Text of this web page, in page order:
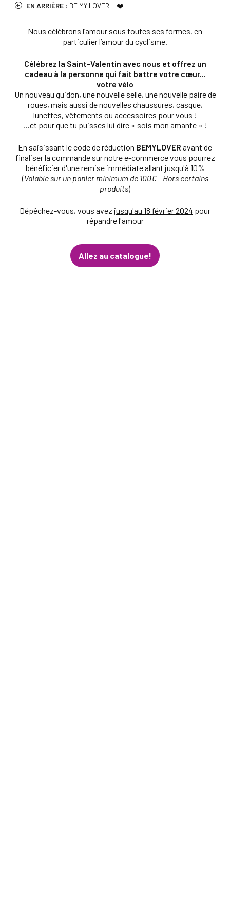
EN ARRIÈRE › BE MY LOVER… ❤️
Nous célébrons l’amour sous toutes ses formes, en
particulier l’amour du cyclisme.
Célébrez la Saint-Valentin avec nous et offrez un
cadeau à la personne qui fait battre votre cœur...
votre vélo
Un nouveau guidon, une nouvelle selle, une nouvelle paire de
roues, mais aussi de nouvelles chaussures, casque,
lunettes, vêtements ou accessoires pour vous !
…et pour que tu puisses lui dire « sois mon amante » !
En saisissant le code de réduction BEMYLOVER avant de
finaliser la commande sur notre e-commerce vous pourrez
bénéficier d'une remise immédiate allant jusqu'à 10%
(Valable sur un panier minimum de 100€ - Hors certains
produits)
Dépêchez-vous, vous avez jusqu'au 18 février 2024 pour
répandre l'amour
Allez au catalogue!